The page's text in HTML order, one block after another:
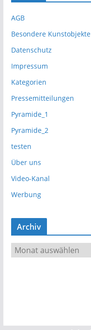
AGB
Besondere Kunstobjekte
Datenschutz
Impressum
Kategorien
Pressemitteilungen
Pyramide_1
Pyramide_2
testen
Über uns
Video-Kanal
Werbung
Archiv